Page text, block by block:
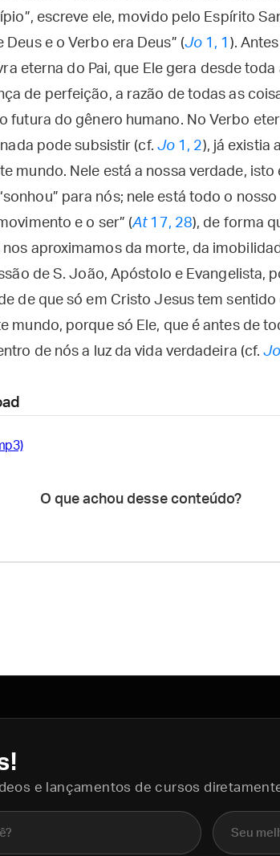
escreve ele, movido pelo Espírito
e o Verbo era Deus” (Jo 1, 1 ).
eterna do Pai, que Ele gera desde
de perfeição, a razão de todas as
futura do gênero humano. No Verbo
pode subsistir (cf. Jo 1, 2), já existia
mundo. Nele está a nossa verdade, isto
para nós; nele está todo o
e o ser” (At17, 28), de forma
aproximamos da morte, da
de S. João, Apóstolo e Evangelista,
de que só em Cristo Jesus tem sentido
mundo, porque só Ele, que é antes de
de nós a luz da vida verdadeira (cf.Jo
O que achou desse conteúdo?
e lançamentos de cursos
E-mail